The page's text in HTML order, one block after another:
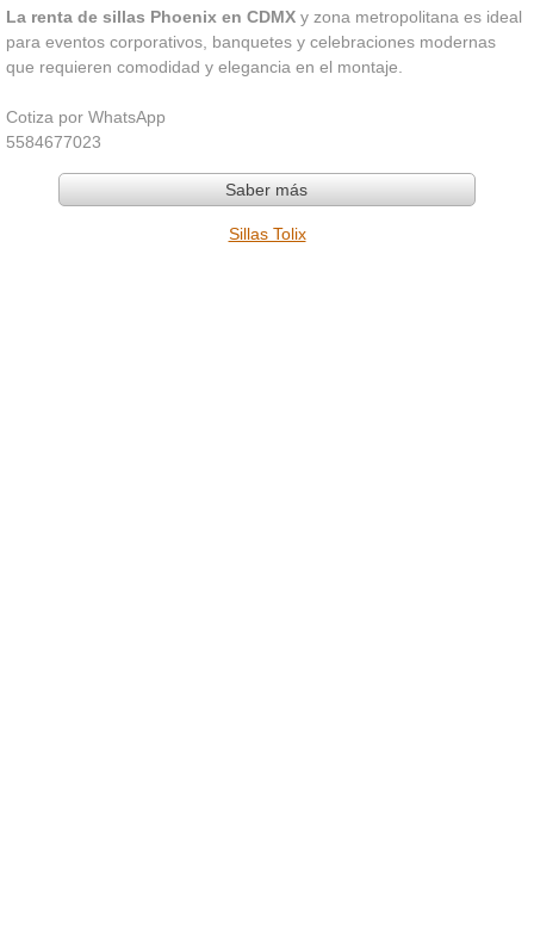
La renta de sillas Phoenix en CDMX y zona metropolitana es ideal
para eventos corporativos, banquetes y celebraciones modernas
que requieren comodidad y elegancia en el montaje.
Cotiza por WhatsApp
5584677023
Saber más
Sillas Tolix